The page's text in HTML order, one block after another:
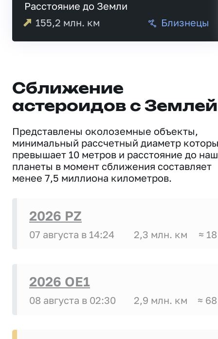
Расстояние до Земли
155,2 млн. км Близнецы
Сближение
астероидов с Землей
Представлены околоземные объекты,
минимальный рассчетный диаметр
превышает 10 метров и расстояние до
планеты в момент сближения составляет
менее 7,5 миллиона километров.
2026 PZ
07 августа в 14:24 2,3 млн. км ≈
2026 OE1
08 августа в 02:30 2,9 млн. км ≈